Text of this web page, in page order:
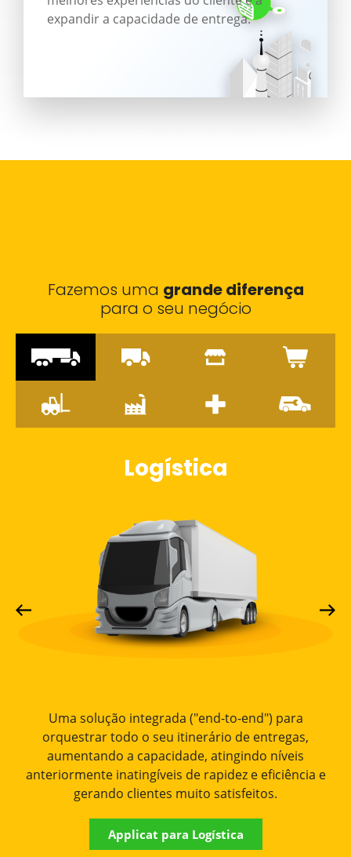
expandir a capacidade de entrega.
Fazemos uma grande diferença
para o seu negócio
Logística
Uma solução integrada ("end-to-end") para
orquestrar todo o seu itinerário de entregas,
aumentando a capacidade, atingindo níveis
anteriormente inatingíveis de rapidez e eficiência e
gerando clientes muito satisfeitos.
Applicat para Logística